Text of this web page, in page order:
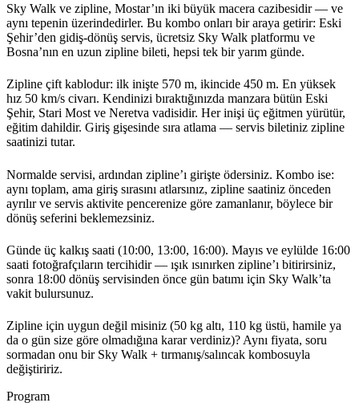
Sky Walk ve zipline, Mostar’ın iki büyük macera cazibesidir — ve
aynı tepenin üzerindedirler. Bu kombo onları bir araya getirir: Eski
Şehir’den gidiş-dönüş servis, ücretsiz Sky Walk platformu ve
Bosna’nın en uzun zipline bileti, hepsi tek bir yarım günde.
Zipline çift kablodur: ilk inişte 570 m, ikincide 450 m. En yüksek
hız 50 km/s civarı. Kendinizi bıraktığınızda manzara bütün Eski
Şehir, Stari Most ve Neretva vadisidir. Her inişi üç eğitmen yürütür,
eğitim dahildir. Giriş gişesinde sıra atlama — servis biletiniz zipline
saatinizi tutar.
Normalde servisi, ardından zipline’ı girişte ödersiniz. Kombo ise:
aynı toplam, ama giriş sırasını atlarsınız, zipline saatiniz önceden
ayrılır ve servis aktivite pencerenize göre zamanlanır, böylece bir
dönüş seferini beklemezsiniz.
Günde üç kalkış saati (10:00, 13:00, 16:00). Mayıs ve eylülde 16:00
saati fotoğrafçıların tercihidir — ışık ısınırken zipline’ı bitirirsiniz,
sonra 18:00 dönüş servisinden önce gün batımı için Sky Walk’ta
vakit bulursunuz.
Zipline için uygun değil misiniz (50 kg altı, 110 kg üstü, hamile ya
da o gün size göre olmadığına karar verdiniz)? Aynı fiyata, soru
sormadan onu bir Sky Walk + tırmanış/salıncak kombosuyla
değiştiririz.
Program